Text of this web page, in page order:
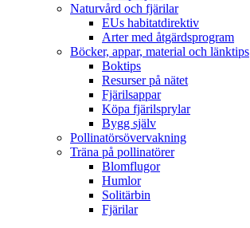
Naturvård och fjärilar
EUs habitatdirektiv
Arter med åtgärdsprogram
Böcker, appar, material och länktips
Boktips
Resurser på nätet
Fjärilsappar
Köpa fjärilsprylar
Bygg själv
Pollinatörsövervakning
Träna på pollinatörer
Blomflugor
Humlor
Solitärbin
Fjärilar